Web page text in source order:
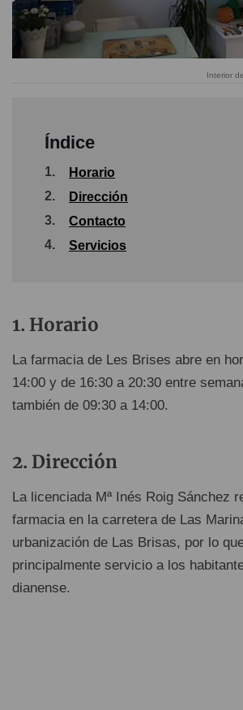
Interior
Índice
1.
Horario
2.
Dirección
3.
Contacto
4.
Servicios
Horario
La farmacia de Les Brises abre en
14:00 y de 16:30 a 20:30 entre
también de 09:30 a 14:00.
Dirección
La licenciada Mª Inés Roig Sánchez
farmacia en la carretera de Las
urbanización de Las Brisas, por lo
principalmente servicio a los
dianense.